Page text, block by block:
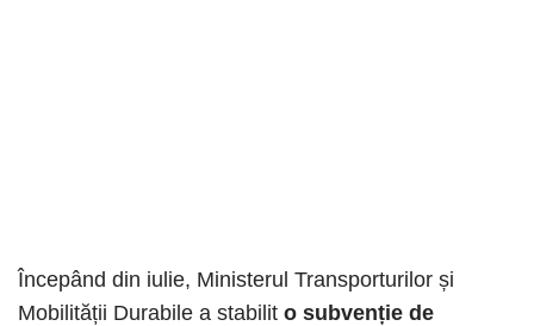
Începând din iulie, Ministerul Transporturilor și
Mobilității Durabile a stabilit o subvenție de